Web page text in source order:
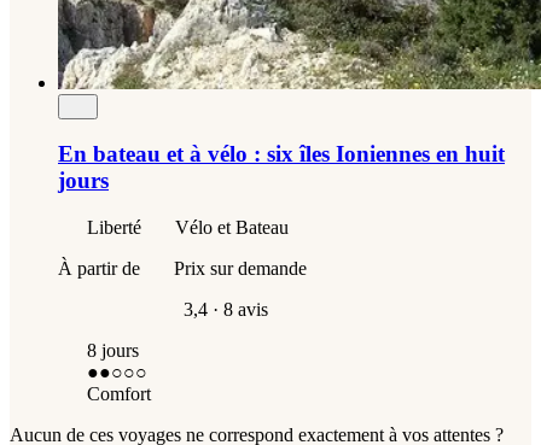
En bateau et à vélo : six îles Ioniennes en huit
jours
Liberté
Vélo et Bateau
À partir de
Prix sur demande
3,4 · 8 avis
8 jours
●●○○○
Comfort
Aucun de ces voyages ne correspond exactement à vos attentes ?